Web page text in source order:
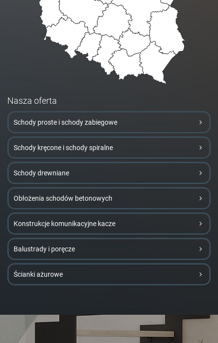
Nasza oferta
Schody proste i schody zabiegowe
Schody kręcone i schody spiralne
Schody drewniane
Obłożenia schodów betonowych
Konstrukcje komunikacyjne kacze
Balustrady i poręcze
Ścianki ażurowe